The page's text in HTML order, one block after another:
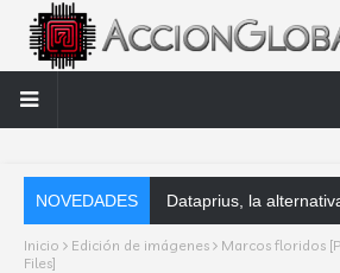
NOVEDADES Dataprius, la alternativa a Google Drive y
Inicio Edición de imágenes
Marcos floridos
Files]